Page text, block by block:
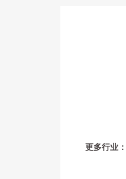
更多行业：